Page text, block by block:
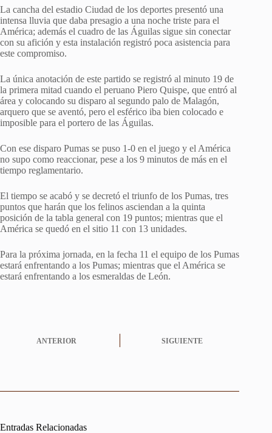
La cancha del estadio Ciudad de los deportes presentó una
intensa lluvia que daba presagio a una noche triste para el
América; además el cuadro de las Águilas sigue sin conectar
con su afición y esta instalación registró poca asistencia para
este compromiso.
La única anotación de este partido se registró al minuto 19 de
la primera mitad cuando el peruano Piero Quispe, que entró al
área y colocando su disparo al segundo palo de Malagón,
arquero que se aventó, pero el esférico iba bien colocado e
imposible para el portero de las Águilas.
Con ese disparo Pumas se puso 1-0 en el juego y el América
no supo como reaccionar, pese a los 9 minutos de más en el
tiempo reglamentario.
El tiempo se acabó y se decretó el triunfo de los Pumas, tres
puntos que harán que los felinos asciendan a la quinta
posición de la tabla general con 19 puntos; mientras que el
América se quedó en el sitio 11 con 13 unidades.
Para la próxima jornada, en la fecha 11 el equipo de los Pumas
estará enfrentando a los Pumas; mientras que el América se
estará enfrentando a los esmeraldas de León.
ANTERIOR SIGUIENTE
Entradas Relacionadas